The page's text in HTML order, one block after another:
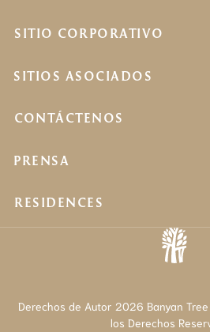
SITIO CORPORATIVO
SITIOS ASOCIADOS
CONTÁCTENOS
PRENSA
RESIDENCES
Derechos de Autor 2026 Banyan
los Derechos